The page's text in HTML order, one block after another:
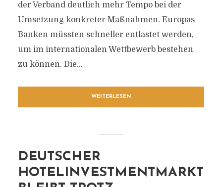
der Verband deutlich mehr Tempo bei der
Umsetzung konkreter Maßnahmen. Europas
Banken müssten schneller entlastet werden,
um im internationalen Wettbewerb bestehen
zu können. Die...
WEITERLESEN
DEUTSCHER
HOTELINVESTMENTMARKT